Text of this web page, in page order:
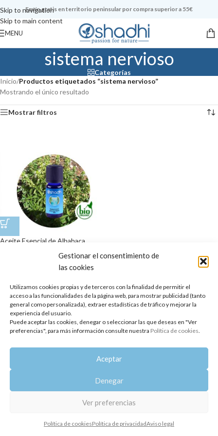
Gestionar el consentimiento de
las cookies
Utilizamos cookies propias y de terceros con la finalidad de permitir el
acceso a las funcionalidades de la página web, para mostrar publicidad (tanto
general como personalizada), extraer estadísticas de tráfico y mejorar la
experiencia del usuario.
Puede aceptar las cookies, denegar o seleccionar las que deseas en "Ver
preferencias", para más información consulte nuestra Política de cookies.
Aceptar
Denegar
Ver preferencias
Política de cookiesPolítica de privacidadAviso legal
Skip to navigation
Skip to main content
Envío gratis en territorio peninsular por compra superior a 55€
MENU
sistema nervioso
Categorías
Inicio/Productos etiquetados “sistema nervioso”
Mostrando el único resultado
Mostrar filtros
Aceite Esencial de Albahaca
Todos los derechos reservados.
Política de privacidad | Política de cookies